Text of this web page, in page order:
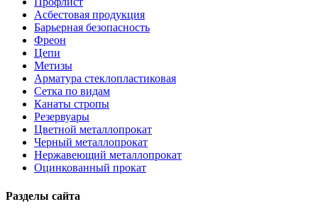
Асбестовая продукция
Барьерная безопасность
Фреон
Цепи
Метизы
Арматура стеклопластиковая
Сетка по видам
Канаты стропы
Резервуары
Цветной металлопрокат
Черный металлопрокат
Нержавеющий металлопрокат
Оцинкованный прокат
Разделы сайта